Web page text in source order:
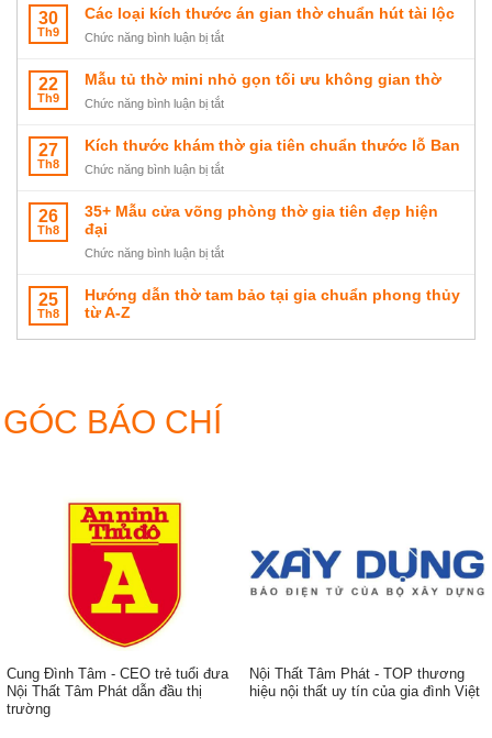
Địa
tại
cửa
hàng
và
bày
trí
thờ
tự
gì?
Cách
và
trí
phong
30
Th9
Các loại kích thước án gian thờ chuẩn hút tài lộc
Chức năng bình luận bị tắtở
loại
kích
thước
gian
thờ
hút
tài
22
Th9
Mẫu tủ thờ mini nhỏ gọn tối ưu không gian thờ
Chức năng bình luận bị tắtở
tủ
mini
gọn
ưu
gian
27
Th8
Kích thước khám thờ gia tiên chuẩn thước lỗ Ban
Chức năng bình luận bị tắtở
thước
khám
gia
chuẩn
lỗ
26
Th8
35+ Mẫu cửa võng phòng thờ gia tiên đẹp hiện
đại
Chức năng bình luận bị tắtở
Mẫu
25
Th8
Hướng dẫn thờ tam bảo tại gia chuẩn phong thủy
từ A-Z
GÓC BÁO CHÍ
Cung Đình Tâm - CEO trẻ tuổi đưa
Nội Thất Tâm Phát dẫn đầu thị
trường
Nội Thất Tâm Phát - TOP thương
hiệu nội thất uy tín của gia đình Việt